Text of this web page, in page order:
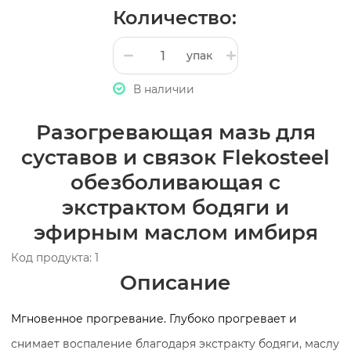
Разогревающая мазь для
суставов и связок Flekosteel
обезболивающая с
экстрактом бодяги и
эфирным маслом имбиря
Код продукта: 1
Описание
Мгновенное прогревание. Глубоко прогревает и
снимает воспаление благодаря экстракту бодяги, маслу
Количество:
упак
В наличии